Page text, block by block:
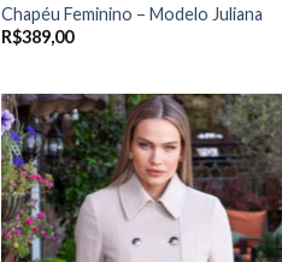
Chapéu Feminino – Modelo Juliana
R$389,00